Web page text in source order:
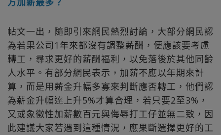
帖文一出，隨即引來網民熱烈討論，大部分網民認
為若果公司1年來都沒有調整薪酬，便應該要考慮
轉工，尋求更好的薪酬福利，以免落後於其他同齡
人水平。有部分網民表示，加薪不應以年期來計
算，而是用薪金升幅多寡來判斷應否轉工，他們認
為薪金升幅達上升5%才算合理，若只要2至3%，
又或象徵性加薪數百元與侮辱打工仔並無二致，因
此建議大家若遇到這種情況，應果斷選擇更好的工